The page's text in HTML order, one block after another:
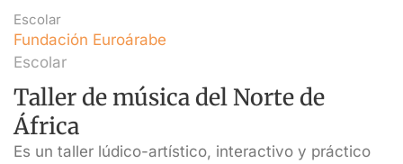
Escolar
Fundación Euroárabe
Escolar
Taller de música del Norte de
África
Es un taller lúdico-artístico, interactivo y práctico